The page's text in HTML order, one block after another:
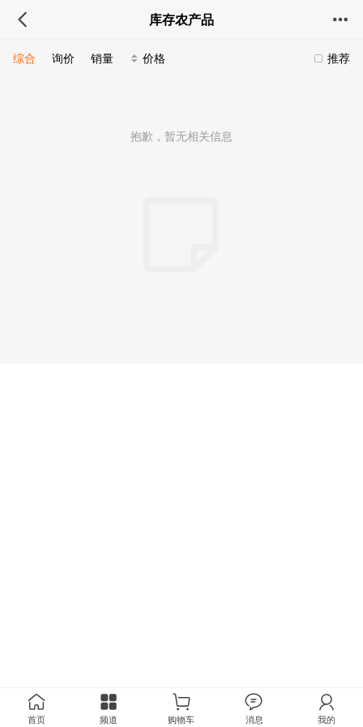
库存农产品
推荐
综合 询价 销量 价格
抱歉，暂无相关信息
首页 频道 购物车 消息 我的